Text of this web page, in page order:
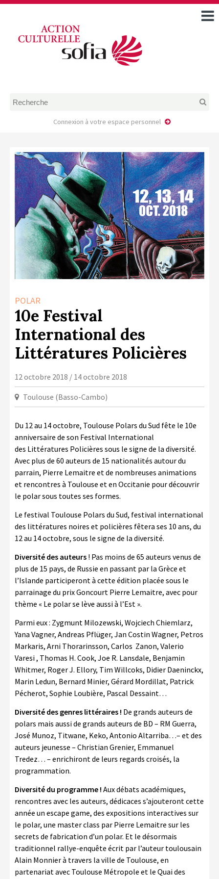
DOSSIERS DE DEMANDE
FAIRE UNE DEMANDE D’AIDE
MODÈLE D’ACCORD DE
PRESTATION
AUTEUR/PORTEUR DE
PROJET
LA COPIE PRIVÉE
NUMÉRIQUE
LA CULTURE AVEC LA COPIE
PRIVÉE
Connexion à votre espace personnel
POLAR
10e Festival
International des
Littératures Policières
12 octobre 2018 / 14 octobre 2018
Toulouse (Basso-Cambo)
Du 12 au 14 octobre, Toulouse Polars du Sud fête le 10e
anniversaire de son Festival International
des Littératures Policières sous le signe de la diversité.
Avec plus de 60 auteurs de 15 nationalités autour du
parrain, Pierre Lemaitre et de nombreuses animations
et rencontres à Toulouse et en Occitanie pour découvrir
le polar sous toutes ses formes.
Le festival Toulouse Polars du Sud, festival international
des littératures noires et policières fêtera ses 10 ans, du
12 au 14 octobre, sous le signe de la diversité.
Diversité des auteurs ! Pas moins de 65 auteurs venus de
plus de 15 pays, de Russie en passant par la Grèce et
l’Islande participeront à cette édition placée sous le
parrainage du prix Goncourt Pierre Lemaitre, avec pour
thème « Le polar se lève aussi à l’Est ».
Parmi eux : Zygmunt Milozewski, Wojciech Chiemlarz,
Yana Vagner, Andreas Pflüger, Jan Costin Wagner, Petros
Markaris, Arni Thorarinsson, Carlos Zanon, Valerio
Varesi , Thomas H. Cook, Joe R. Lansdale, Benjamin
Whitmer, Roger J. Ellory, Tim Willcoks, Didier Daeninckx,
Marin Ledun, Bernard Minier, Gérard Mordillat, Patrick
Pécherot, Sophie Loubière, Pascal Dessaint…
Diversité des genres littéraires ! De grands auteurs de
polars mais aussi de grands auteurs de BD – RM Guerra,
José Munoz, Titwane, Keko, Antonio Altarriba…– et des
auteurs jeunesse – Christian Grenier, Emmanuel
Tredez… – enrichiront de leurs regards croisés, la
programmation.
Diversité du programme ! Aux débats académiques,
rencontres avec les auteurs, dédicaces s’ajouteront cette
année un escape game, des expositions interactives sur
le polar, une master class par Pierre Lemaitre sur les
secrets de fabrication d’un polar. Et le désormais
traditionnel rallye-enquête écrit par l’auteur toulousain
Alain Monnier à travers la ville de Toulouse, en
partenariat avec Toulouse Métropole et le Quai des